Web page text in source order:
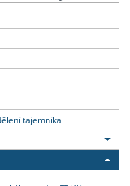
tajemníka